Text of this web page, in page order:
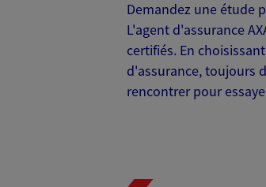
Malik
Agent
40 Rue Georges
Agence
Demandez une étude
L'agent d'assurance
certifiés. En
d'assurance, toujours
rencontrer pour